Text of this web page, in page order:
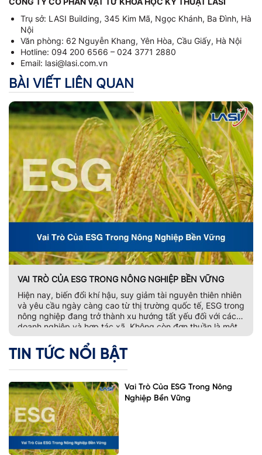
Trụ sở: LASI Building, 345 Kim Mã, Ngọc Khánh, Ba Đình, Hà
Nội
Văn phòng: 62 Nguyễn Khang, Yên Hòa, Cầu Giấy, Hà Nội
Hotline: 094 200 6566 – 024 3771 2880
Email: lasi@lasi.com.vn
BÀI VIẾT LIÊN QUAN
VAI TRÒ CỦA ESG TRONG NÔNG NGHIỆP BỀN VỮNG
Hiện nay, biến đổi khí hậu, suy giảm tài nguyên thiên nhiên
và yêu cầu ngày càng cao từ thị trường quốc tế, ESG trong
nông nghiệp đang trở thành xu hướng tất yếu đối với các
doanh nghiệp và hợp tác xã. Không còn đơn thuần là một
bộ tiêu chí đánh giá phát […]
TIN TỨC NỔI BẬT
Vai Trò Của ESG Trong Nông
Nghiệp Bền Vững